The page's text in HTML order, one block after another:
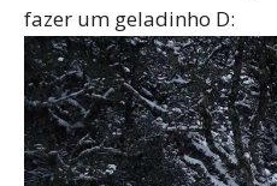
fazer um geladinho D: